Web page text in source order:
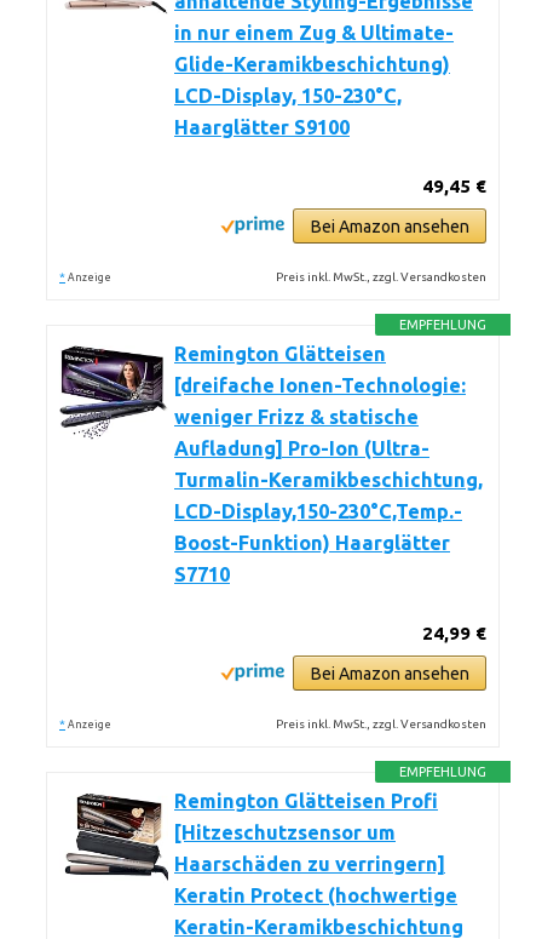
in nur einem Zug & Ultimate-
Glide-Keramikbeschichtung)
LCD-Display, 150-230°C,
Haarglätter S9100
49,45 €
Bei Amazon ansehen
* Anzeige Preis inkl. MwSt., zzgl. Versandkosten
EMPFEHLUNG
Remington Glätteisen
[dreifache Ionen-Technologie:
weniger Frizz & statische
Aufladung] Pro-Ion (Ultra-
Turmalin-Keramikbeschichtung,
LCD-Display,150-230°C,Temp.-
Boost-Funktion) Haarglätter
S7710
24,99 €
Bei Amazon ansehen
* Anzeige Preis inkl. MwSt., zzgl. Versandkosten
EMPFEHLUNG
Remington Glätteisen Profi
[Hitzeschutzsensor um
Haarschäden zu verringern]
Keratin Protect (hochwertige
Keratin-Keramikbeschichtung